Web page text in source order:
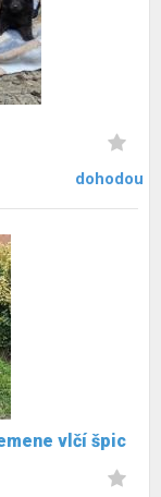
dohodou
vlčí špic